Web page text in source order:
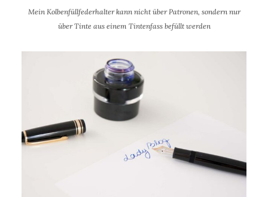
Mein Kolbenfüllfederhalter kann nicht über Patronen, sondern nur
über Tinte aus einem Tintenfass befüllt werden